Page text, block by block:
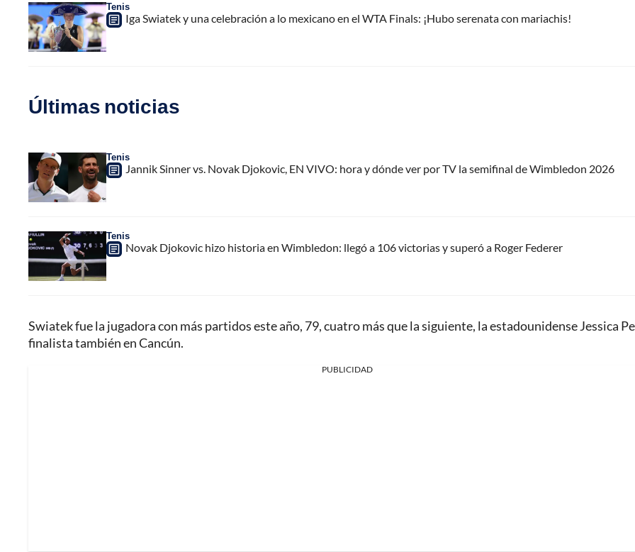
Tenis
Iga Swiatek y una celebración a lo mexicano en el WTA Finals: ¡Hubo serenata con mariachis!
Últimas noticias
Tenis
Jannik Sinner vs. Novak Djokovic, EN VIVO: hora y dónde ver por TV la semifinal de Wimbledon 2026
Tenis
Novak Djokovic hizo historia en Wimbledon: llegó a 106 victorias y superó a Roger Federer
Swiatek fue la jugadora con más partidos este año, 79, cuatro más que la siguiente, la estadounidense Jessica
finalista también en Cancún.
PUBLICIDAD